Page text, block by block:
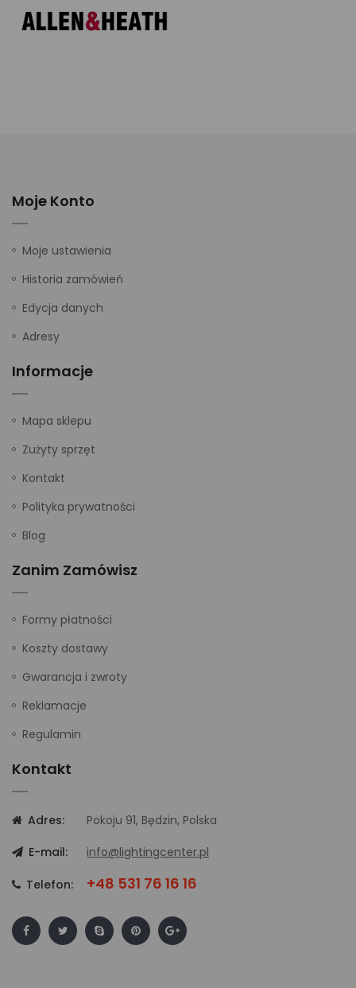
Moje Konto
Moje ustawienia
Historia zamówień
Edycja danych
Adresy
Informacje
Mapa sklepu
Zużyty sprzęt
Kontakt
Polityka prywatności
Blog
Zanim Zamówisz
Formy płatności
Koszty dostawy
Gwarancja i zwroty
Reklamacje
Regulamin
Kontakt
Adres:
Pokoju 91, Będzin, Polska
E-mail:
info@lightingcenter.pl
Telefon: +48 531 76 16 16